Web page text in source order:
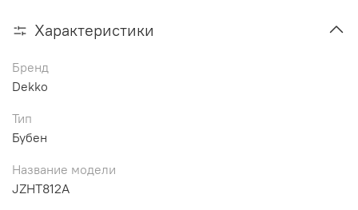
Характеристики
Бренд
Dekko
Тип
Бубен
Название модели
JZHT812A